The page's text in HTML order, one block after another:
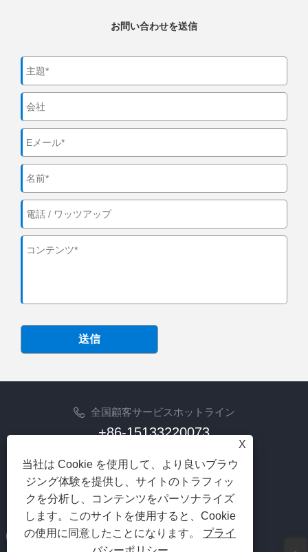
お問い合わせを送信
送信
全国顧客サービスホットライン
+86-15133220073
Eメール
sherry@syhoist.com
フォローする
X
当社は Cookie を使用して、より良いブラウ
ジング体験を提供し、サイトのトラフィッ
クを分析し、コンテンツをパーソナライズ
します。このサイトを使用すると、Cookie
の使用に同意したことになります。 プライ